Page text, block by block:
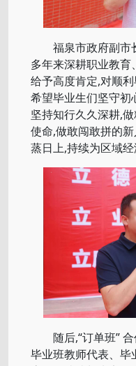
福泉市政府副市
多年来深耕职业教
给予高度肯定,对顺利
希望毕业生们坚守初
坚持知行久久深耕,
使命,做敢闯敢拼的
蒸日上,持续为区域经
随后,“订单班” 合
毕业班教师代表、毕